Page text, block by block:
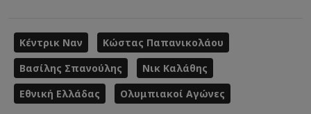
Κέντρικ Ναν
Κώστας Παπανικολάου
Βασίλης Σπανούλης
Νικ Καλάθης
Εθνική Ελλάδας
Ολυμπιακοί Αγώνες